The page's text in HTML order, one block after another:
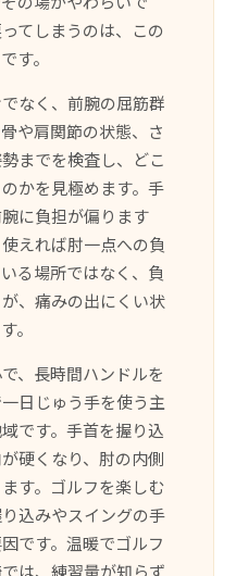
てしまうのは、この
す。
なく、前腕の屈筋群
や肩関節の状態、さ
までを検査し、どこ
かを見極めます。手
に負担が偏ります
えれば肘一点への負
る場所ではなく、負
、痛みの出にくい状
。
、長時間ハンドルを
日じゅう手を使う主
です。手首を握り込
硬くなり、肘の内側
す。ゴルフを楽しむ
込みやスイングの手
です。温暖でゴルフ
は、練習量が知らず